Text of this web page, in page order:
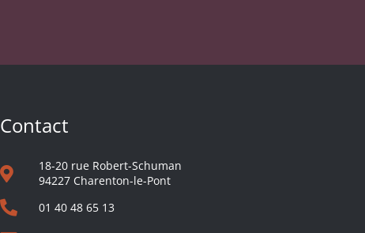
Contact
18-20 rue Robert-Schuman
94227 Charenton-le-Pont
01 40 48 65 13